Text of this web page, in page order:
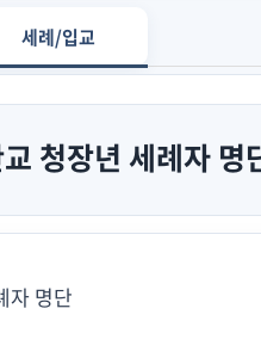
세례/입교
청장년 세례자 명
자 명단